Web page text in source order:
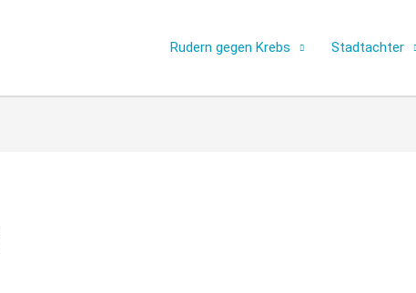
Rudern gegen Krebs Stadtachter